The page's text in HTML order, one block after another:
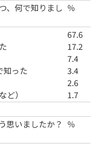
、何で知りまし ％
った
ど）
67.6
17.2
7.4
3.4
2.6
1.7
思いましたか？ ％